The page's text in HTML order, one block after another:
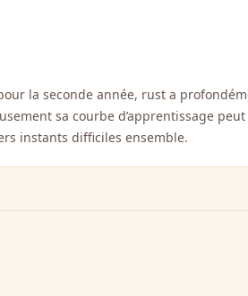
la seconde année, rust a
sa courbe d’apprentissage peut
instants difficiles ensemble.